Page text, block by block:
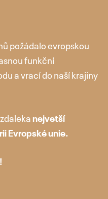
požádalo evropskou
funkční
a vrací do naší krajiny
nejvetší
Evropské unie.